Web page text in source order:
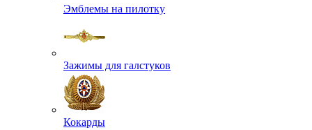
Эмблемы на пилотку
Зажимы для галстуков
Кокарды